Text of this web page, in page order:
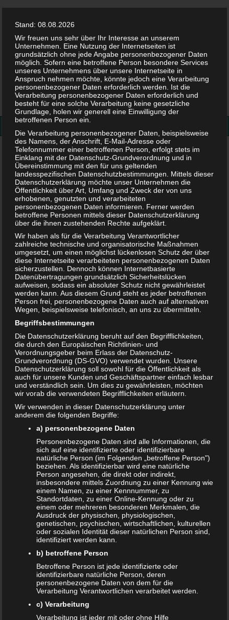
Facebook
Twitter
Suchen
nach:
Vollmacht Kindergarten Abholung
Vollmacht Kindergarten
Abholung
24. JULI 2018
Vollmacht Kindergarten Abholung
Bewertung:
Share Post Save
T
e
n
Redakteur:
Auch interessant:
Beitragsnavigation
← Vollmacht Kindergarten Abholung
Schreibe einen Kommentar
Deine E-Mail-Adresse wird nicht veröffentlicht.
Erforderliche Felder sind mit*markiert
Kommentar*
Stand: 08.08.2026
Wir freuen uns sehr über Ihr Interesse an unserem
Unternehmen. Eine Nutzung der Internetseiten ist
grundsätzlich ohne jede Angabe personenbezogener Daten
möglich. Sofern eine betroffene Person besondere Services
unseres Unternehmens über unsere Internetseite in
Anspruch nehmen möchte, könnte jedoch eine Verarbeitung
personenbezogener Daten erforderlich werden. Ist die
Verarbeitung personenbezogener Daten erforderlich und
besteht für eine solche Verarbeitung keine gesetzliche
Grundlage, holen wir generell eine Einwilligung der
betroffenen Person ein.
Die Verarbeitung personenbezogener Daten, beispielsweise
des Namens, der Anschrift, E-Mail-Adresse oder
Telefonnummer einer betroffenen Person, erfolgt stets im
Einklang mit der Datenschutz-Grundverordnung und in
Übereinstimmung mit den für uns geltenden
landesspezifischen Datenschutzbestimmungen. Mittels dieser
Datenschutzerklärung möchte unser Unternehmen die
Öffentlichkeit über Art, Umfang und Zweck der von uns
erhobenen, genutzten und verarbeiteten
personenbezogenen Daten informieren. Ferner werden
betroffene Personen mittels dieser Datenschutzerklärung
über die ihnen zustehenden Rechte aufgeklärt.
Wir haben als für die Verarbeitung Verantwortlicher
zahlreiche technische und organisatorische Maßnahmen
umgesetzt, um einen möglichst lückenlosen Schutz der über
diese Internetseite verarbeiteten personenbezogenen Daten
sicherzustellen. Dennoch können Internetbasierte
Datenübertragungen grundsätzlich Sicherheitslücken
aufweisen, sodass ein absoluter Schutz nicht gewährleistet
werden kann. Aus diesem Grund steht es jeder betroffenen
Person frei, personenbezogene Daten auch auf alternativen
Wegen, beispielsweise telefonisch, an uns zu übermitteln.
Begriffsbestimmungen
Die Datenschutzerklärung beruht auf den Begrifflichkeiten,
die durch den Europäischen Richtlinien- und
Verordnungsgeber beim Erlass der Datenschutz-
Grundverordnung (DS-GVO) verwendet wurden. Unsere
Datenschutzerklärung soll sowohl für die Öffentlichkeit als
auch für unsere Kunden und Geschäftspartner einfach lesbar
und verständlich sein. Um dies zu gewährleisten, möchten
wir vorab die verwendeten Begrifflichkeiten erläutern.
Wir verwenden in dieser Datenschutzerklärung unter
anderem die folgenden Begriffe:
a) personenbezogene Daten
Personenbezogene Daten sind alle Informationen, die
sich auf eine identifizierte oder identifizierbare
natürliche Person (im Folgenden „betroffene Person")
beziehen. Als identifizierbar wird eine natürliche
Person angesehen, die direkt oder indirekt,
insbesondere mittels Zuordnung zu einer Kennung wie
einem Namen, zu einer Kennnummer, zu
Standortdaten, zu einer Online-Kennung oder zu
einem oder mehreren besonderen Merkmalen, die
Ausdruck der physischen, physiologischen,
genetischen, psychischen, wirtschaftlichen, kulturellen
oder sozialen Identität dieser natürlichen Person sind,
identifiziert werden kann.
b) betroffene Person
Betroffene Person ist jede identifizierte oder
identifizierbare natürliche Person, deren
personenbezogene Daten von dem für die
Verarbeitung Verantwortlichen verarbeitet werden.
c) Verarbeitung
Verarbeitung ist jeder mit oder ohne Hilfe